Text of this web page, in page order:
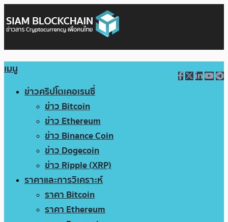
เมนู
ข่าวคริปโตเคอเรนซี่
ข่าว Bitcoin
ข่าว Ethereum
ข่าว Binance Coin
ข่าว Dogecoin
ข่าว Ripple (XRP)
ราคาและการวิเคราะห์
ราคา Bitcoin
ราคา Ethereum